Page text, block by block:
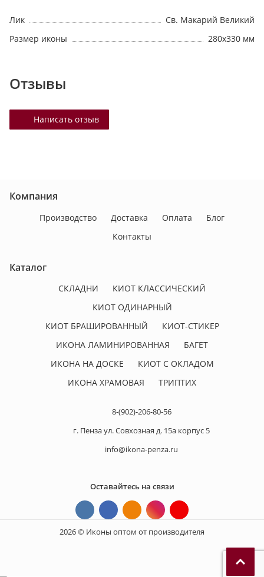
Лик
Св. Макарий Великий
Размер иконы
280х330 мм
Отзывы
Написать отзыв
Компания
Производство Доставка Оплата
Блог
Контакты
Каталог
СКЛАДНИ
КИОТ КЛАССИЧЕСКИЙ
КИОТ ОДИНАРНЫЙ
КИОТ БРАШИРОВАННЫЙ
КИОТ-СТИКЕР
ИКОНА ЛАМИНИРОВАННАЯ
БАГЕТ
ИКОНА НА ДОСКЕ
КИОТ С ОКЛАДОМ
ИКОНА ХРАМОВАЯ
ТРИПТИХ
8-(902)-206-80-56
г. Пенза ул. Совхозная д. 15а корпус 5
info@ikona-penza.ru
Оставайтесь на связи
2026 © Иконы оптом от производителя